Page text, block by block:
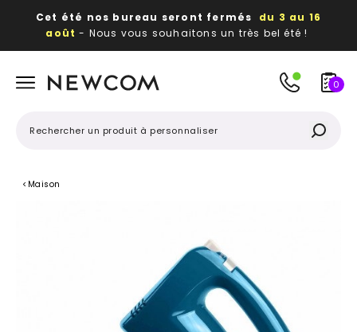
Cet été nos bureau seront fermés du 3 au 16
août - Nous vous souhaitons un très bel été !
publicitaires
0
< Maison